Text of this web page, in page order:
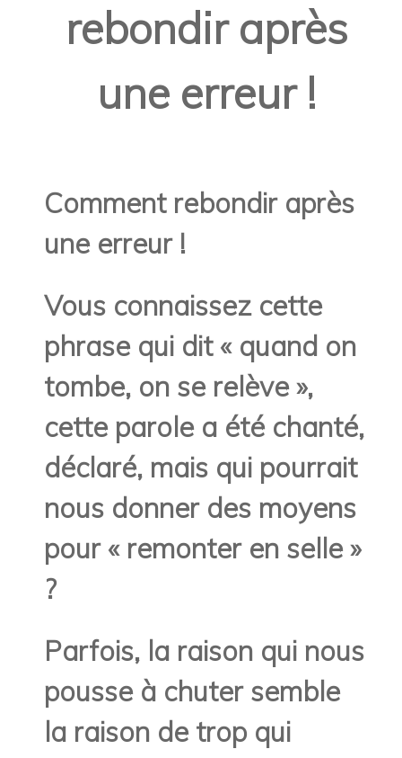
rebondir après
une erreur !
Comment rebondir après
une erreur !
Vous connaissez cette
phrase qui dit « quand on
tombe, on se relève »,
cette parole a été chanté,
déclaré, mais qui pourrait
nous donner des moyens
pour « remonter en selle »
?
Parfois, la raison qui nous
pousse à chuter semble
la raison de trop qui